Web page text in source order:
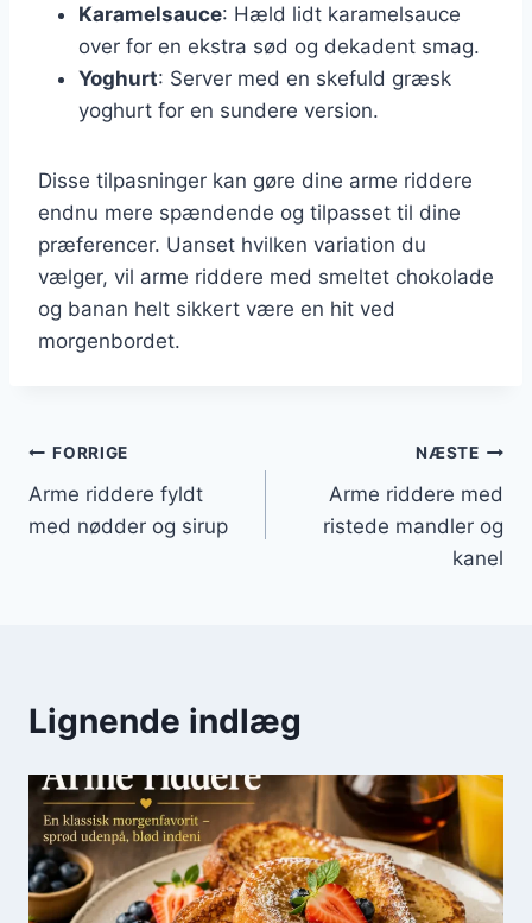
Karamelsauce: Hæld lidt karamelsauce
over for en ekstra sød og dekadent smag.
Yoghurt: Server med en skefuld græsk
yoghurt for en sundere version.
Disse tilpasninger kan gøre dine arme riddere
endnu mere spændende og tilpasset til dine
præferencer. Uanset hvilken variation du
vælger, vil arme riddere med smeltet chokolade
og banan helt sikkert være en hit ved
morgenbordet.
Indlægsnavigation
FORRIGE
Arme riddere fyldt
med nødder og sirup
NÆSTE
Arme riddere med
ristede mandler og
kanel
Lignende indlæg